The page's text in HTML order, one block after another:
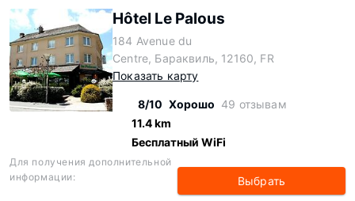
Hôtel Le Palous
184 Avenue du
Centre, Бараквиль, 12160, FR
Показать карту
8/10 Хорошо 49 отзывам
11.4 km
Бесплатный WiFi
Для получения дополнительной
информации:
Выбрать